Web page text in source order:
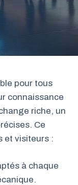
pour tous
connaissance
riche, un
Ce
et visiteurs :
à chaque